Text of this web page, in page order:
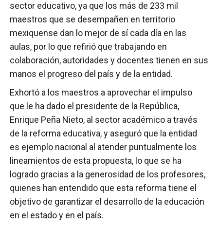
sector educativo, ya que los más de 233 mil
maestros que se desempañen en territorio
mexiquense dan lo mejor de sí cada día en las
aulas, por lo que refirió que trabajando en
colaboración, autoridades y docentes tienen en sus
manos el progreso del país y de la entidad.
Exhortó a los maestros a aprovechar el impulso
que le ha dado el presidente de la República,
Enrique Peña Nieto, al sector académico a través
de la reforma educativa, y aseguró que la entidad
es ejemplo nacional al atender puntualmente los
lineamientos de esta propuesta, lo que se ha
logrado gracias a la generosidad de los profesores,
quienes han entendido que esta reforma tiene el
objetivo de garantizar el desarrollo de la educación
en el estado y en el país.